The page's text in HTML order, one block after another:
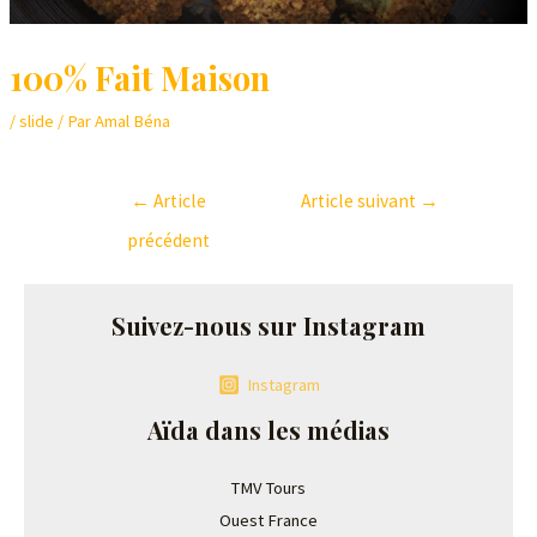
100% Fait Maison
/slide / ParAmal Béna
← Article
précédent
Article suivant →
Suivez-nous sur Instagram
Instagram
Aïda dans les médias
TMV Tours
Ouest France